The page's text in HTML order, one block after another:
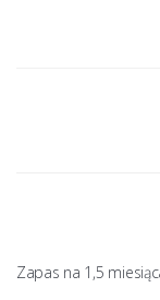
Zapas na 1,5